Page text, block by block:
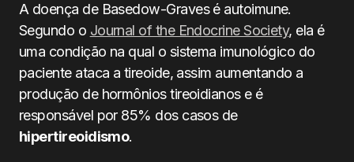
A doença de Basedow-Graves é autoimune.
Segundo o Journal of the Endocrine Society, ela é
uma condição na qual o sistema imunológico do
paciente ataca a tireoide, assim aumentando a
produção de hormônios tireoidianos e é
responsável por 85% dos casos de
hipertireoidismo.